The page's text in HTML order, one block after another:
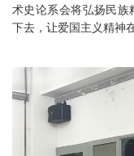
术史论系会将弘扬民族
下去，让爱国主义精神